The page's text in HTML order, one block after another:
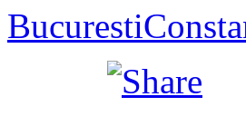
Bucuresti